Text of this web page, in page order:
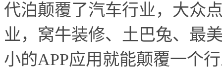
代泊颠覆了汽车行业，大众
业，窝牛装修、土巴兔、最
小的APP应用就能颠覆一个